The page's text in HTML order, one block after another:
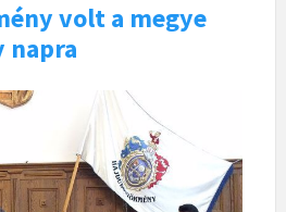
volt a megye
napra